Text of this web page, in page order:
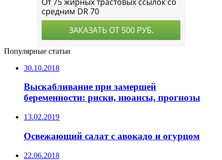
Популярные статьи
30.10.2018
Выскабливание при замершей
беременности: риски, нюансы, прогнозы
13.02.2019
Освежающий салат с авокадо и огурцом
22.06.2018